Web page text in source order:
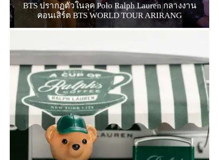
BTS ปรากฏตัวในลุค Polo Ralph Lauren กลางงาน
คอนเสิร์ต BTS WORLD TOUR ARIRANG